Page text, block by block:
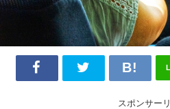
スポンサー